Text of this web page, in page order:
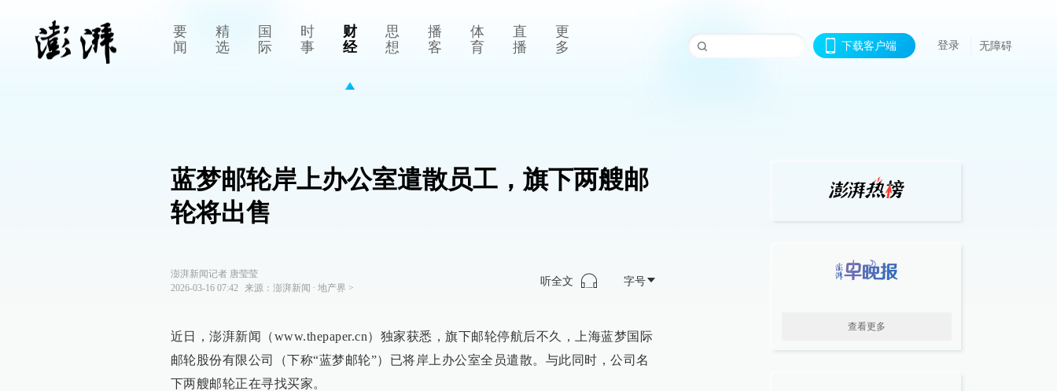
要
闻
精
选
国
际
时
事
财
经
思
想
播
客
体
育
直
播
更
多
下载客户端 登录 无障碍
蓝梦邮轮岸上办公室遣散员工，旗下两艘邮
轮将出售
澎湃新闻记者 唐莹莹
2026-03-16 07:42
来源： 澎湃新闻 ∙ 地产界 >
听全文 字号
近日，澎湃新闻（www.thepaper.cn）独家获悉，旗下邮轮停航后不久，上海蓝梦国际
邮轮股份有限公司（下称“蓝梦邮轮”）已将岸上办公室全员遣散。与此同时，公司名
下两艘邮轮正在寻找买家。
查看更多